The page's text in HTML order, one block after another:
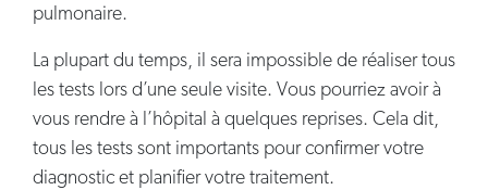
pulmonaire.
La plupart du temps, il sera impossible de réaliser tous
les tests lors d’une seule visite. Vous pourriez avoir à
vous rendre à l’hôpital à quelques reprises. Cela dit,
tous les tests sont importants pour confirmer votre
diagnostic et planifier votre traitement.